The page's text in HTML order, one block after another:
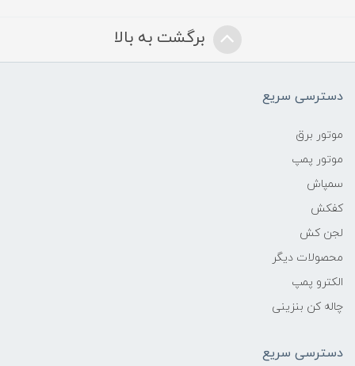
برگشت به بالا
دسترسی سریع
موتور برق
موتور پمپ
سمپاش
کفکش
لجن کش
محصولات دیگر
الکترو پمپ
چاله کن بنزینی
دسترسی سریع